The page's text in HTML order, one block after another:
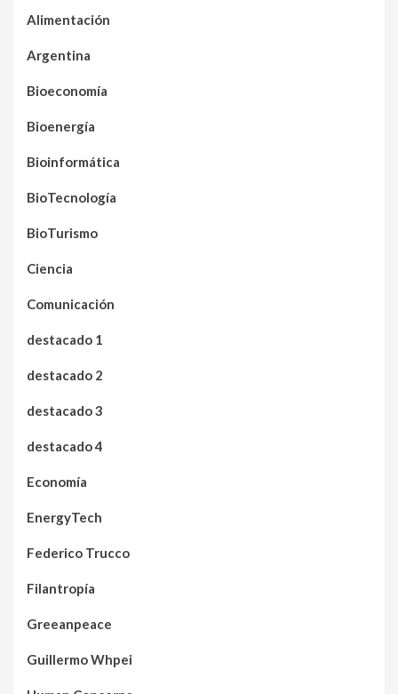
Alimentación
Argentina
Bioeconomía
Bioenergía
Bioinformática
BioTecnología
BioTurismo
Ciencia
Comunicación
destacado 1
destacado 2
destacado 3
destacado 4
Economía
EnergyTech
Federico Trucco
Filantropía
Greeanpeace
Guillermo Whpei